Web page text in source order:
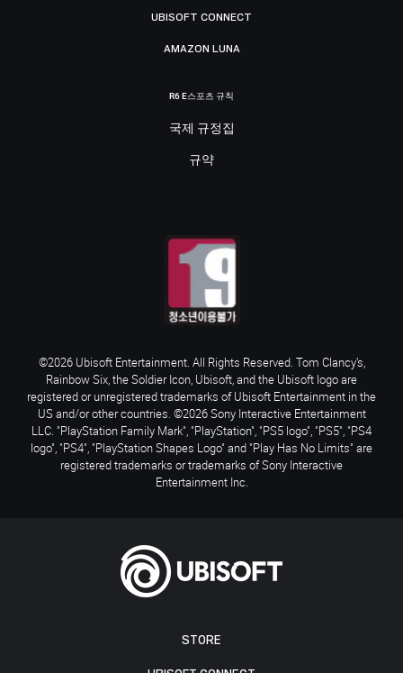
STORE
UBISOFT CONNECT
AMAZON LUNA
R6 E스포츠 규칙
국제 규정집
규약
©2026 Ubisoft Entertainment. All Rights Reserved. Tom Clancy’s,
Rainbow Six, the Soldier Icon, Ubisoft, and the Ubisoft logo are
registered or unregistered trademarks of Ubisoft Entertainment in the
US and/or other countries. ©2026 Sony Interactive Entertainment
LLC. "PlayStation Family Mark", "PlayStation", "PS5 logo", "PS5", "PS4
logo", "PS4", "PlayStation Shapes Logo" and "Play Has No Limits" are
registered trademarks or trademarks of Sony Interactive
Entertainment Inc.